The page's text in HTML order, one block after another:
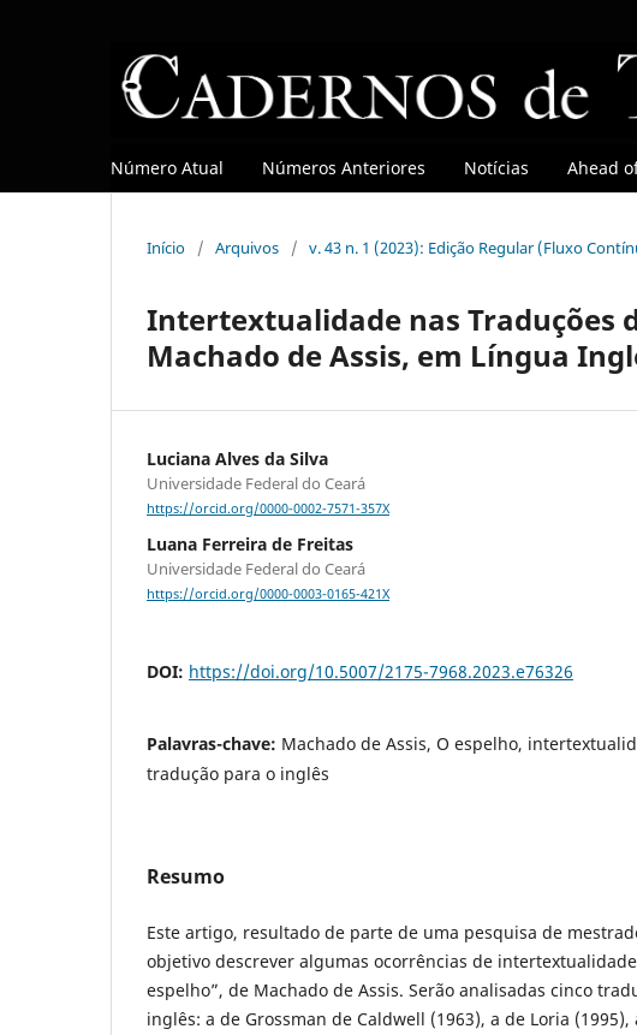
Número Atual Números Anteriores Notícias Ahead
Início / Arquivos / v. 43 n. 1 (2023): Edição Regular (Fluxo
Intertextualidade nas Traduções
Machado de Assis, em Língua
Luciana Alves da Silva
Universidade Federal do Ceará
https://orcid.org/0000-0002-7571-357X
Luana Ferreira de Freitas
Universidade Federal do Ceará
https://orcid.org/0000-0003-0165-421X
DOI: https://doi.org/10.5007/2175-7968.2023.e76326
Palavras-chave: Machado de Assis, O espelho,
tradução para o inglês
Resumo
Este artigo, resultado de parte de uma pesquisa de
objetivo descrever algumas ocorrências de
espelho”, de Machado de Assis. Serão analisadas cinco
inglês: a de Grossman de Caldwell (1963), a de Loria (1995),